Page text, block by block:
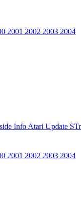
2001 2002 2003 2004
Info Atari Update
2001 2002 2003 2004